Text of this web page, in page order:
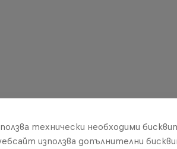
технически необходими
използва допълнителни